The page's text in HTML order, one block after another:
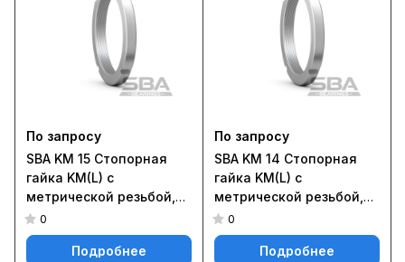
По запросу
SBA KM 15 Стопорная
гайка KM(L) с
метрической резьбой,
фиксируемая на валу с
помощью стопорной
шайбы MB(L) или MB ..A
0
Подробнее
По запросу
SBA KM 14 Стопорная
гайка KM(L) с
метрической резьбой,
фиксируемая на валу с
помощью стопорной
шайбы MB(L) или MB ..A
0
Подробнее